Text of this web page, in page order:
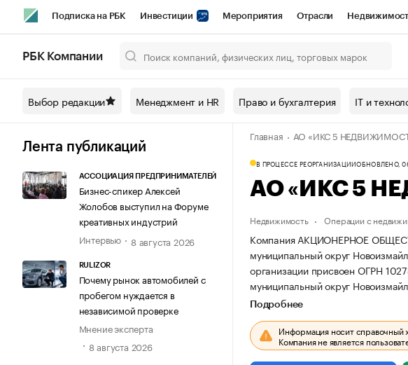
Подписка на РБК Инвестиции Мероприятия Отрасли
Спецпроекты СПб Конференции СПб Спецпроекты Проверка
Технологии и медиа Рынок наличной валюты
РБК Компании
Выбор редакции Менеджмент и HR Право и бухгалтерия IT и
Лента публикаций
АССОЦИАЦИЯ ПРЕДПРИНИМАТЕЛЕЙ
Бизнес-спикер Алексей
Жолобов выступил на Форуме
креативных индустрий
Интервью
8 августа 2026
RULIZOR
Почему рынок автомобилей с
пробегом нуждается в
независимой проверке
Мнение эксперта
8 августа 2026
Главная АО «ИКС 5
В ПРОЦЕССЕ РЕОРГАНИЗАЦИИОБНОВЛЕНО,
АО «ИКС 5
Недвижимость Операции с
Компания АКЦИОНЕРНОЕ
муниципальный округ
организации присвоен ОГРН
муниципальный округ
Подробнее
Информация носит справочный
Компания не является